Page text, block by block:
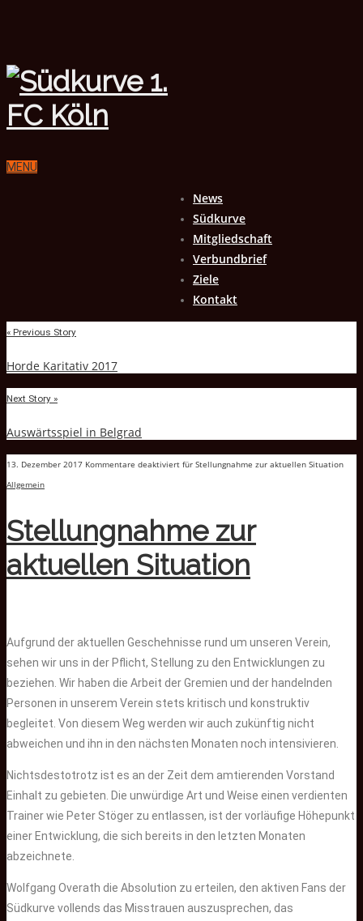
MENU
News
Südkurve
Mitgliedschaft
Verbundbrief
Ziele
Kontakt
« Previous Story
Horde Karitativ 2017
Next Story »
Auswärtsspiel in Belgrad
13. Dezember 2017 Kommentare deaktiviert für Stellungnahme zur aktuellen Situation
Allgemein
Stellungnahme zur
aktuellen Situation
Aufgrund der aktuellen Geschehnisse rund um unseren Verein,
sehen wir uns in der Pflicht, Stellung zu den Entwicklungen zu
beziehen. Wir haben die Arbeit der Gremien und der handelnden
Personen in unserem Verein stets kritisch und konstruktiv
begleitet. Von diesem Weg werden wir auch zukünftig nicht
abweichen und ihn in den nächsten Monaten noch intensivieren.
Nichtsdestotrotz ist es an der Zeit dem amtierenden Vorstand
Einhalt zu gebieten. Die unwürdige Art und Weise einen verdienten
Trainer wie Peter Stöger zu entlassen, ist der vorläufige Höhepunkt
einer Entwicklung, die sich bereits in den letzten Monaten
abzeichnete.
Wolfgang Overath die Absolution zu erteilen, den aktiven Fans der
Südkurve vollends das Misstrauen auszusprechen, das